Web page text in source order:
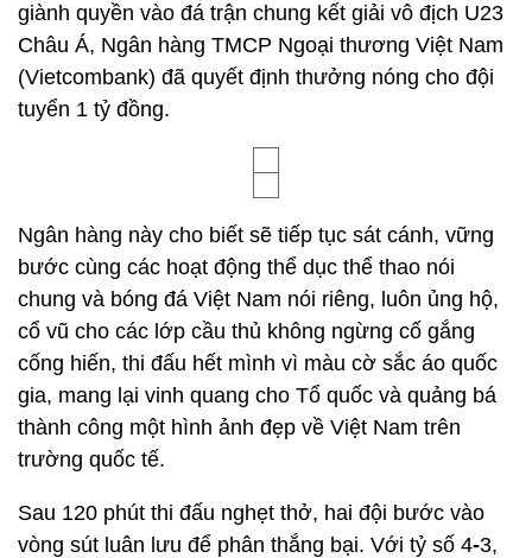
giành quyền vào đá trận chung kết giải vô địch U23
Châu Á, Ngân hàng TMCP Ngoại thương Việt Nam
(Vietcombank) đã quyết định thưởng nóng cho đội
tuyển 1 tỷ đồng.
Ngân hàng này cho biết sẽ tiếp tục sát cánh, vững
bước cùng các hoạt động thể dục thể thao nói
chung và bóng đá Việt Nam nói riêng, luôn ủng hộ,
cổ vũ cho các lớp cầu thủ không ngừng cố gắng
cống hiến, thi đấu hết mình vì màu cờ sắc áo quốc
gia, mang lại vinh quang cho Tổ quốc và quảng bá
thành công một hình ảnh đẹp về Việt Nam trên
trường quốc tế.
Sau 120 phút thi đấu nghẹt thở, hai đội bước vào
vòng sút luân lưu để phân thắng bại. Với tỷ số 4-3,